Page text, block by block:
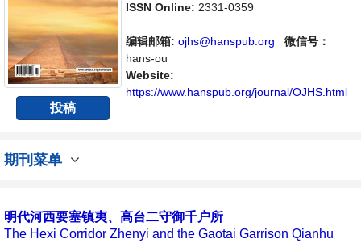
投稿
文。本刊支持思想创新、学术创新，倡导科
在给世界范围内的科学家、学者、科研人员提
供一个传播、分享和讨论历史学领域内不同方
向问题与发展的交流平台。
ISSN Online: 2331-0359
编辑邮箱: ojhs@hanspub.org
微信号：
hans-ou
Website:
https://www.hanspub.org/journal/OJHS.html
期刊菜单
明代河西要塞镇夷、高台二守御千户所
The Hexi Corridor Zhenyi and the Gaotai Garrison Qianhu